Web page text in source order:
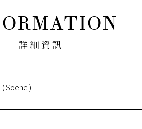
詳細資訊
( Soene )